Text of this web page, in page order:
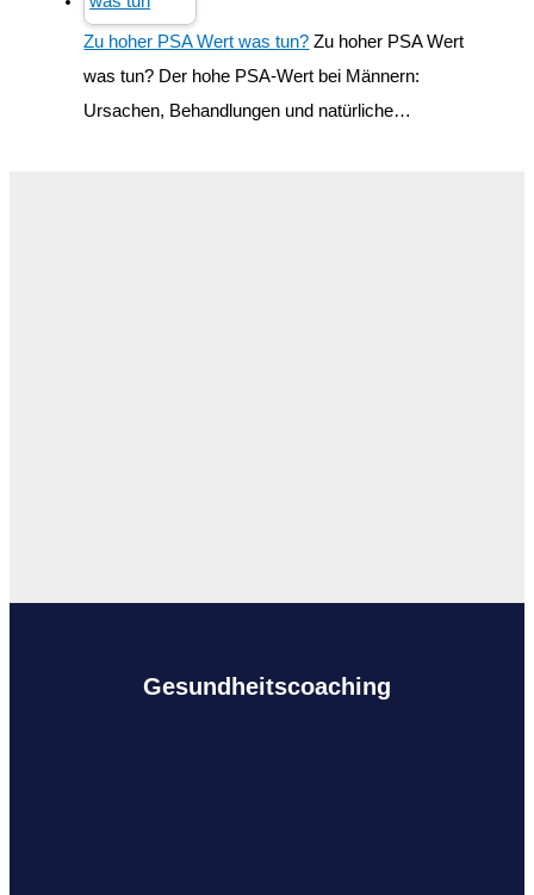
Zu hoher PSA Wert was tun? Zu hoher PSA Wert
was tun? Der hohe PSA-Wert bei Männern:
Ursachen, Behandlungen und natürliche…
Gesundheitscoaching